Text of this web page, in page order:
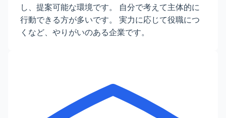
し、提案可能な環境です。 自分で考えて主体的に
行動できる方が多いです。 実力に応じて役職につ
くなど、やりがいのある企業です。